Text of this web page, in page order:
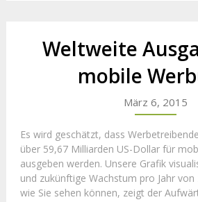
Weltweite
mobile
März 6, 2015
Es wird geschätzt, dass
über 59,67 Milliarden US-Dollar für
ausgeben werden. Unsere Grafik
und zukünftige Wachstum pro Jahr von
wie Sie sehen können, zeigt der